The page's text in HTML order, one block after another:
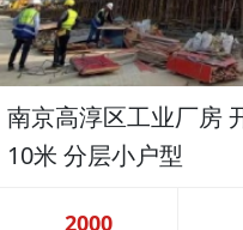
南京高淳区工业厂房
10米 分层小户型
2000